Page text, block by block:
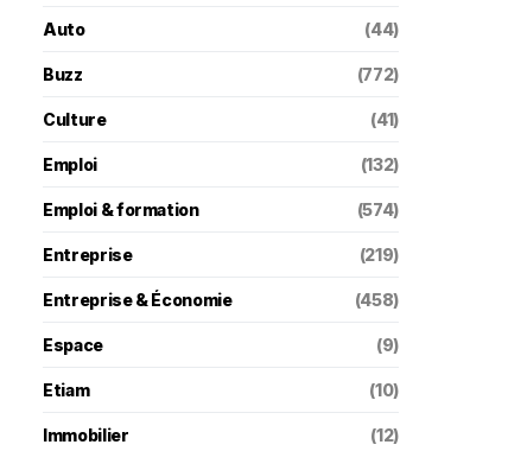
Auto (44)
Buzz (772)
Culture (41)
Emploi (132)
Emploi & formation (574)
Entreprise (219)
Entreprise & Économie (458)
Espace (9)
Etiam (10)
Immobilier (12)